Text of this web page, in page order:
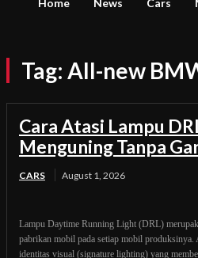
Home News Cars
Tag: All-new
Cara Atasi Lampu
Menguning Tanpa
CARS August 1, 2026
Lampu Daytime Running Light (DRL)
pabrikan mobil pada setiap mobil produksinya.
identitas visual (signature lighting) yang